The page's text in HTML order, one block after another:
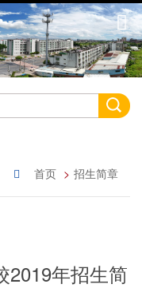
首页 招生简章
2019年招生简